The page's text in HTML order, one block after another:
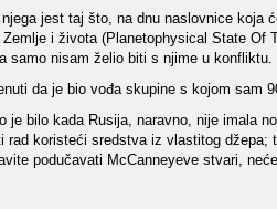
jest taj što, na dnu naslovnice koja
i života (Planetophysical State Of
samo nisam želio biti s njime u konfliktu.
da je bio vođa skupine s kojom sam
je bilo kada Rusija, naravno, nije imala
koristeći sredstva iz vlastitog džepa;
podučavati McCanneyeve stvari,